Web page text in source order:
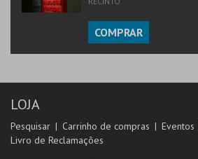
COMPRAR
LOJA
Pesquisar Carrinho de compras Eventos
Livro de Reclamações